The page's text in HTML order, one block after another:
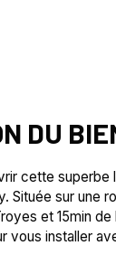
DU
cette superbe
Située sur une
et 15min
vous installer